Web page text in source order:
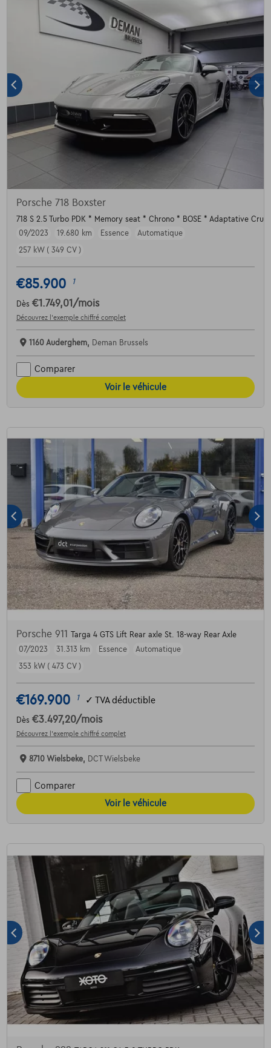
Porsche 718 Boxster
718 S 2.5 Turbo PDK * Memory seat * Chrono * BOSE * Adaptative
09/2023
19.680 km Essence
Automatique
257 kW ( 349 CV )
€85.900 1
Dès €1.749,01 /mois
Découvrez l’exemple chiffré complet
1160 Auderghem, Deman Brussels
Comparer
Voir le véhicule
Porsche 911
Targa 4 GTS Lift Rear axle St. 18-way Rear Axle
07/2023
31.313 km Essence
Automatique
353 kW ( 473 CV )
€169.900 1 ✓ TVA déductible
Dès €3.497,20/mois
Découvrez l’exemple chiffré complet
8710 Wielsbeke, DCT Wielsbeke
Comparer
Voir le véhicule